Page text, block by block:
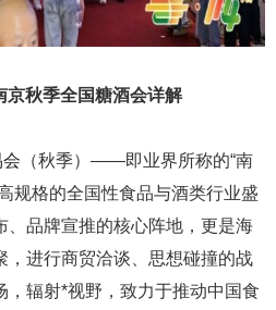
京秋季全国糖酒会详解
（秋季）——即业界所称的“南
规格的全国性食品与酒类行业盛
、品牌宣推的核心阵地，更是海
，进行商贸洽谈、思想碰撞的战
，辐射*视野，致力于推动中国食